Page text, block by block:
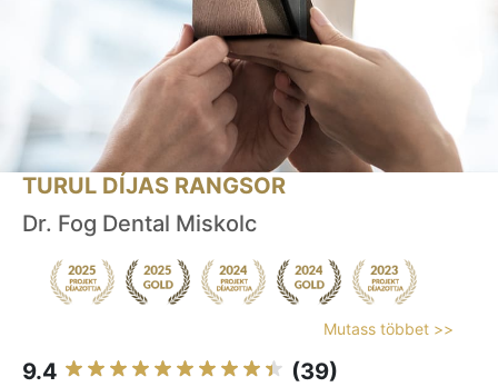
TURUL DÍJAS RANGSOR
Dr. Fog Dental Miskolc
Mutass többet >>
9.4 (39)